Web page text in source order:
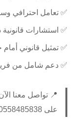
✅ تعامل احترافي
✅ استشارات قانونية
✅ تمثيل قانوني
✅ دعم شامل من
📍 تواصل معنا
على 0558485838